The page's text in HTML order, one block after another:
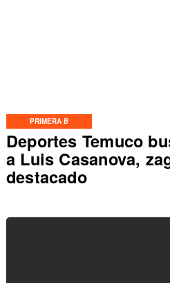
PRIMERA B
Deportes Temuco
a Luis Casanova,
destacado